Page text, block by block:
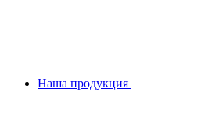
Наша продукция